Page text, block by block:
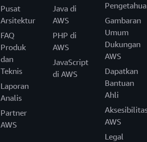
Pusat
Arsitektur
FAQ
Produk
dan
Teknis
Laporan
Analis
Partner
AWS
Java di
AWS
PHP di
AWS
JavaScript
di AWS
Gambaran
Umum
Dukungan
AWS
Dapatkan
Bantuan
Ahli
AWS
Legal